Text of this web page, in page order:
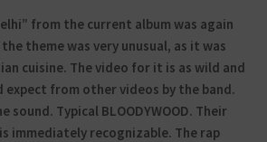
from the current album was again
theme was very unusual, as it was
cuisine. The video for it is as wild and
expect from other videos by the band.
sound. Typical BLOODYWOOD. Their
immediately recognizable. The rap